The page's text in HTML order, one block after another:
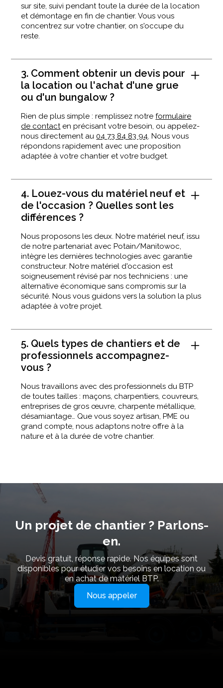
sur site, suivi pendant toute la durée de la location
et démontage en fin de chantier. Vous vous
concentrez sur votre chantier, on s'occupe du
reste.
3. Comment obtenir un devis pour
la location ou l'achat d'une grue
ou d'un bungalow ?
Rien de plus simple : remplissez notreformulaire
de contacten précisant votre besoin, ou appelez-
nous directement au 04 73 84 83 94. Nous vous
répondons rapidement avec une proposition
adaptée à votre chantier et votre budget.
4. Louez-vous du matériel neuf et
de l'occasion ? Quelles sont les
différences ?
Nous proposons les deux. Notre matériel neuf, issu
de notre partenariat avec Potain/Manitowoc,
intègre les dernières technologies avec garantie
constructeur. Notre matériel d'occasion est
soigneusement révisé par nos techniciens : une
alternative économique sans compromis sur la
sécurité. Nous vous guidons vers la solution la plus
adaptée à votre projet.
5. Quels types de chantiers et de
professionnels accompagnez-
vous ?
Nous travaillons avec des professionnels du BTP
de toutes tailles : maçons, charpentiers, couvreurs,
entreprises de gros œuvre, charpente métallique,
désamiantage… Que vous soyez artisan, PME ou
grand compte, nous adaptons notre offre à la
nature et à la durée de votre chantier.
Un projet de chantier ? Parlons-
en.
Devis gratuit, réponse rapide. Nos équipes sont
disponibles pour étudier vos besoins en location ou
en achat de matériel BTP.
Nous appeler